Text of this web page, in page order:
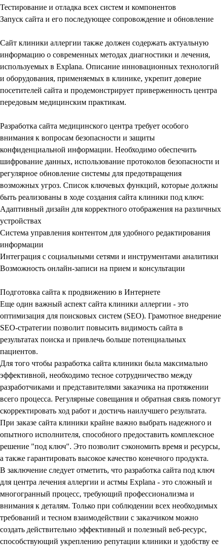
Тестирование и отладка всех систем и компонентов
Запуск сайта и его последующее сопровождение и обновление
Сайт клиники аллергии также должен содержать актуальную
информацию о современных методах диагностики и лечения,
используемых в Explana. Описание инновационных технологий
и оборудования, применяемых в клинике, укрепит доверие
посетителей сайта и продемонстрирует приверженность центра
передовым медицинским практикам.
Разработка сайта медицинского центра требует особого
внимания к вопросам безопасности и защиты
конфиденциальной информации. Необходимо обеспечить
шифрование данных, использование протоколов безопасности и
регулярное обновление системы для предотвращения
возможных угроз. Список ключевых функций, которые должны
быть реализованы в ходе создания сайта клиники под ключ:
Адаптивный дизайн для корректного отображения на различных
устройствах
Система управления контентом для удобного редактирования
информации
Интеграция с социальными сетями и инструментами аналитики
Возможность онлайн-записи на прием и консультации
Подготовка сайта к продвижению в Интернете
Еще один важный аспект сайта клиники аллергии - это
оптимизация для поисковых систем (SEO). Грамотное внедрение
SEO-стратегии позволит повысить видимость сайта в
результатах поиска и привлечь больше потенциальных
пациентов.
Для того чтобы разработка сайта клиники была максимально
эффективной, необходимо тесное сотрудничество между
разработчиками и представителями заказчика на протяжении
всего процесса. Регулярные совещания и обратная связь помогут
скорректировать ход работ и достичь наилучшего результата.
При заказе сайта клиники крайне важно выбрать надежного и
опытного исполнителя, способного предоставить комплексное
решение "под ключ". Это позволит сэкономить время и ресурсы,
а также гарантировать высокое качество конечного продукта.
В заключение следует отметить, что разработка сайта под ключ
для центра лечения аллергии и астмы Explana - это сложный и
многогранный процесс, требующий профессионализма и
внимания к деталям. Только при соблюдении всех необходимых
требований и тесном взаимодействии с заказчиком можно
создать действительно эффективный и полезный веб-ресурс,
способствующий укреплению репутации клиники и удобству ее